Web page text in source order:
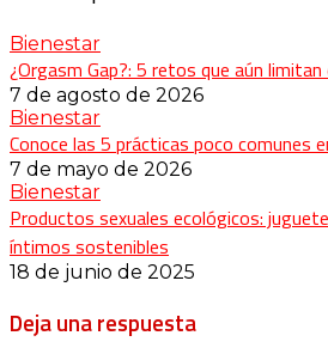
Bienestar
¿Orgasm Gap?: 5 retos que aún
7 de agosto de 2026
Bienestar
Conoce las 5 prácticas poco comunes
7 de mayo de 2026
Bienestar
Productos sexuales ecológicos:
íntimos sostenibles
18 de junio de 2025
Deja una respuesta